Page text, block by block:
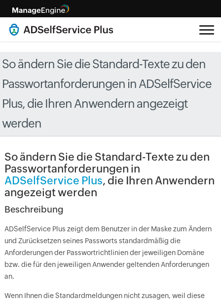
So ändern Sie die Standard-Texte zu den
Passwortanforderungen in ADSelfService
Plus, die Ihren Anwendern angezeigt
werden
So ändern Sie die Standard-Texte zu den
Passwortanforderungen in
ADSelfService Plus, die Ihren Anwendern
angezeigt werden
Beschreibung
ADSelfService Plus zeigt dem Benutzer in der Maske zum Ändern
und Zurücksetzen seines Passworts standardmäßig die
Anforderungen der Passwortrichtlinien der jeweiligen Domäne
bzw. die für den jeweiligen Anwender geltenden Anforderungen
an.
Wenn Ihnen die Standardmeldungen nicht zusagen, weil diese